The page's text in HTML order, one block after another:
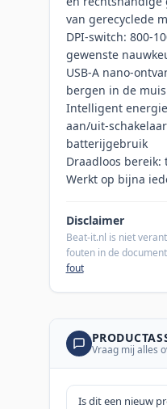
van gerecyclede
DPI-switch: 800-
gewenste
USB-A nano-
bergen in de muis
Intelligent
aan/uit-
batterijgebruik
Draadloos bereik:
Werkt op bijna
Disclaimer
Beat-it.nl is niet
fouten in de
fout
Vraag mij alles
Is dit een nieuw